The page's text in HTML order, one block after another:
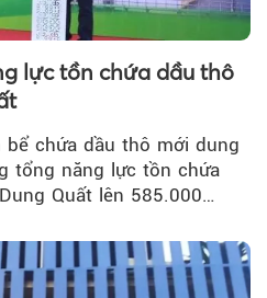
lực tồn chứa dầu thô
bể chứa dầu thô mới dung
tổng năng lực tồn chứa
Quất lên 585.000